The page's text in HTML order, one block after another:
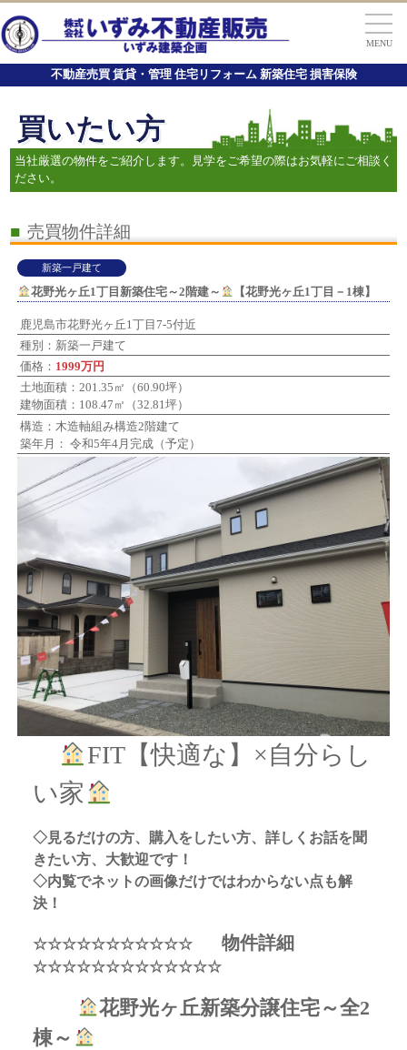
MENU
不動産売買 賃貸・管理 住宅リフォーム 新築住宅 損害保険
買いたい方
当社厳選の物件をご紹介します。見学をご希望の際はお気軽にご相談く
ださい。
■ 売買物件詳細
新築一戸建て
花野光ヶ丘1丁目新築住宅～2階建～ 【花野光ヶ丘1丁目－1棟】
鹿児島市花野光ヶ丘1丁目7-5付近
種別：新築一戸建て
価格： 1999万円
土地面積：201.35㎡（60.90坪）
建物面積：108.47㎡（32.81坪）
構造：木造軸組み構造2階建て
築年月： 令和5年4月完成（予定）
FIT【快適な】×自分らし
い家
◇見るだけの方、購入をしたい方、詳しくお話を聞
きたい方、大歓迎です！
◇内覧でネットの画像だけではわからない点も解
決！
☆☆☆☆☆☆☆☆☆☆☆物件詳細
☆☆☆☆☆☆☆☆☆☆☆☆☆
花野光ヶ丘新築分譲住宅～全2
棟～